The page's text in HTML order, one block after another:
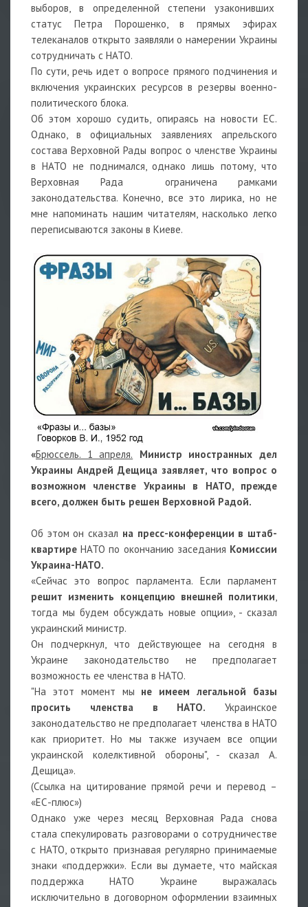
выборов, в определенной степени узаконивших
статус Петра Порошенко, в прямых эфирах
телеканалов открыто заявляли о намерении Украины
сотрудничать с НАТО.
По сути, речь идет о вопросе прямого подчинения и
включения украинских ресурсов в резервы военно-
политического блока.
Об этом хорошо судить, опираясь на новости ЕС.
Однако, в официальных заявлениях апрельского
состава Верховной Рады вопрос о членстве Украины
в НАТО не поднимался, однако лишь потому, что
Верховная Рада ограничена рамками
законодательства. Конечно, все это лирика, но не
мне напоминать нашим читателям, насколько легко
переписываются законы в Киеве.
«Брюссель. 1 апреля. Министр иностранных дел
Украины Андрей Дещица заявляет, что вопрос о
возможном членстве Украины в НАТО, прежде
всего, должен быть решен Верховной Радой.
Об этом он сказал на пресс-конференции в штаб-
квартиреНАТО по окончанию заседания Комиссии
Украина-НАТО.
«Сейчас это вопрос парламента. Если парламент
решит изменить концепцию внешней политики,
тогда мы будем обсуждать новые опции», - сказал
украинский министр.
Он подчеркнул, что действующее на сегодня в
Украине законодательство не предполагает
возможность ее членства в НАТО.
"На этот момент мы не имеем легальной базы
просить членства в НАТО. Украинское
законодательство не предполагает членства в НАТО
как приоритет. Но мы также изучаем все опции
украинской колелктивной обороны", - сказал А.
Дещица».
(Ссылка на цитирование прямой речи и перевод –
«ЕС-плюс»)
Однако уже через месяц Верховная Рада снова
стала спекулировать разговорами о сотрудничестве
с НАТО, открыто признавая регулярно принимаемые
знаки «поддержки». Если вы думаете, что майская
поддержка НАТО Украине выражалась
исключительно в договорном оформлении взаимных